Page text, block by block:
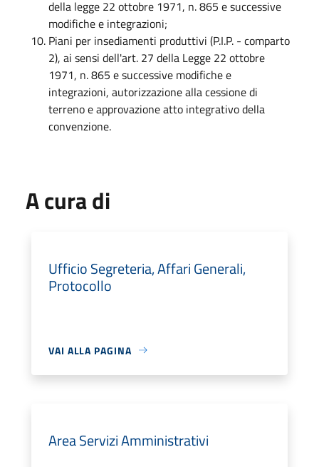
della legge 22 ottobre 1971, n. 865 e successive
modifiche e integrazioni;
Piani per insediamenti produttivi (P.I.P. - comparto
2), ai sensi dell'art. 27 della Legge 22 ottobre
1971, n. 865 e successive modifiche e
integrazioni, autorizzazione alla cessione di
terreno e approvazione atto integrativo della
convenzione.
A cura di
Ufficio Segreteria, Affari Generali,
Protocollo
VAI ALLA PAGINA
Area Servizi Amministrativi